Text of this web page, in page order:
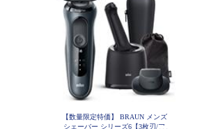
【数量限定特価】 BRAUN メンズ
シェーバー シリーズ6【3枚刃/ア